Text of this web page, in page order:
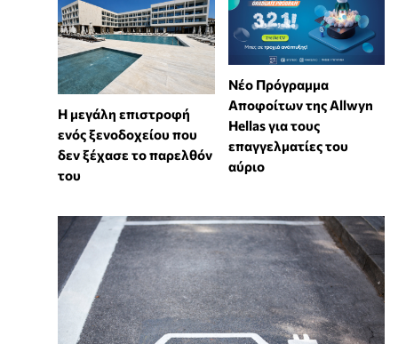
Η μεγάλη επιστροφή
ενός ξενοδοχείου που
δεν ξέχασε το παρελθόν
του
Νέο Πρόγραμμα
Αποφοίτων της Allwyn
Hellas για τους
επαγγελματίες του
αύριο